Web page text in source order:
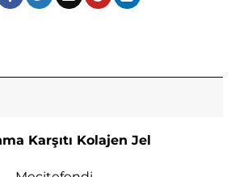
Karşıtı Kolajen Jel